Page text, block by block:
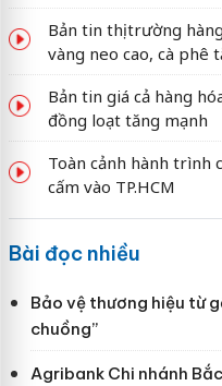
Bản tin thị trường
vàng neo cao, cà phê
Bản tin giá cả hàng
đồng loạt tăng mạnh
Toàn cảnh hành trình
cấm vào TP.HCM
Bài đọc nhiều
Bảo vệ thương hiệu từ
chuồng”
Agribank Chi nhánh